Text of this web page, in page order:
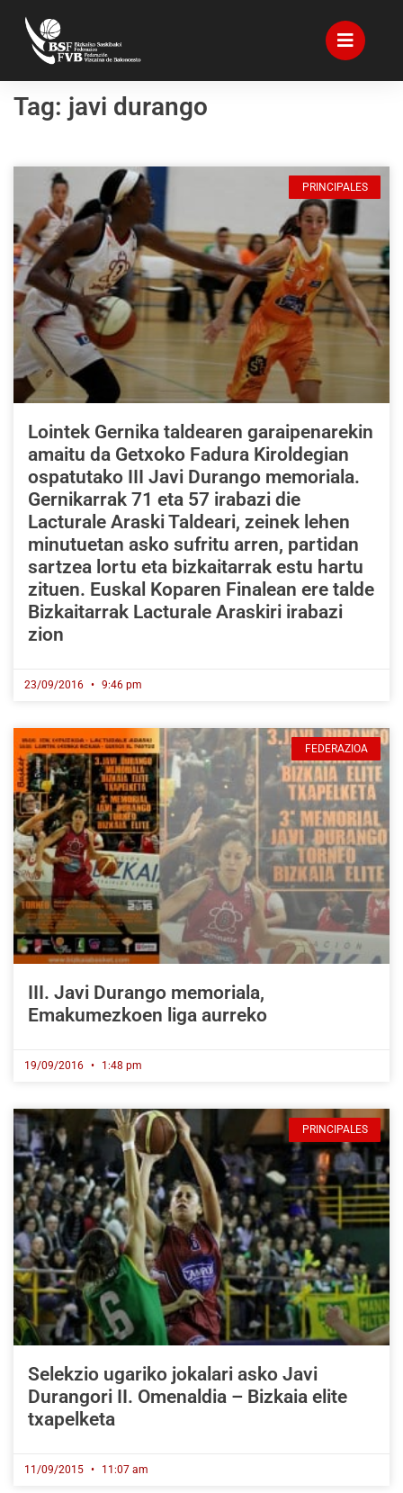
Tag: javi durango
PRINCIPALES
Lointek Gernika taldearen garaipenarekin
amaitu da Getxoko Fadura Kiroldegian
ospatutako III Javi Durango memoriala.
Gernikarrak 71 eta 57 irabazi die
Lacturale Araski Taldeari, zeinek lehen
minutuetan asko sufritu arren, partidan
sartzea lortu eta bizkaitarrak estu hartu
zituen. Euskal Koparen Finalean ere talde
Bizkaitarrak Lacturale Araskiri irabazi
zion
23/09/2016 9:46 pm
FEDERAZIOA
III. Javi Durango memoriala,
Emakumezkoen liga aurreko
19/09/2016 1:48 pm
PRINCIPALES
Selekzio ugariko jokalari asko Javi
Durangori II. Omenaldia – Bizkaia elite
txapelketa
11/09/2015 11:07 am